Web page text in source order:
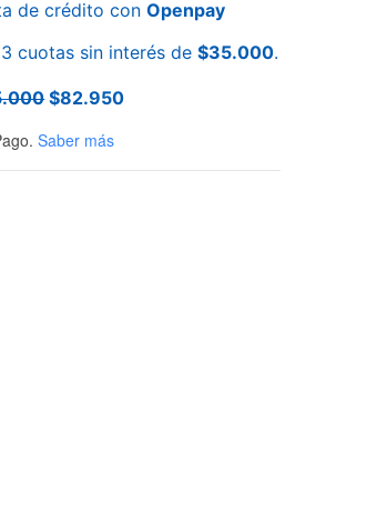
de crédito conOpenpay
cuotas sin interés de$35.000.
$82.950
Saber más